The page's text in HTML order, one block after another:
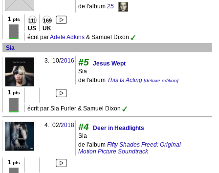
de l'album 25
1 pts
111
US
169
UK
écrit parAdele Adkins & Samuel Dixon
Sia
3.
10/2016 #5 Jesus Wept
Sia
de l'album This Is Acting [deluxe edition]
1 pts
écrit par Sia Furler & Samuel Dixon
4. 02/2018 #4 Deer in Headlights
Sia
de l'album Fifty Shades Freed: Original
Motion Picture Soundtrack
1pts